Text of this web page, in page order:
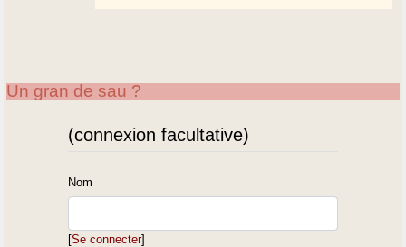
Un gran de sau ?
(connexion facultative)
Nom
[Se connecter]